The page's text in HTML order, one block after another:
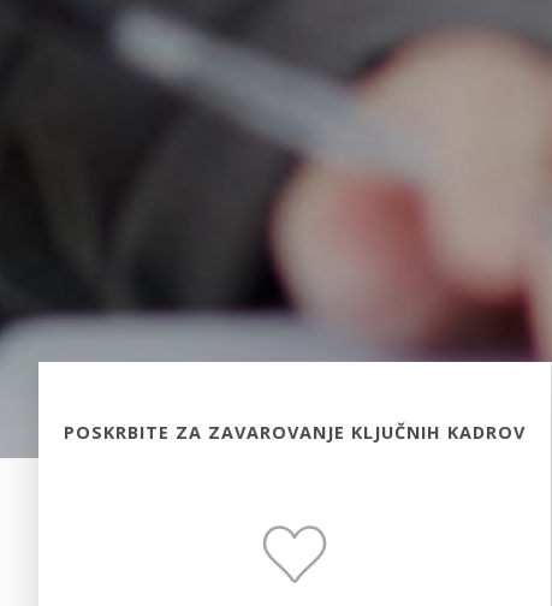
POSKRBITE ZA ZAVAROVANJE KLJUČNIH KADROV